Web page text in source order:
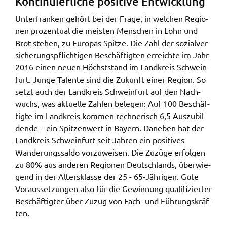
Unter­fran­ken gehört bei der Frage, in welchen Regio­
nen prozen­tu­al die meis­ten Menschen in Lohn und
Brot stehen, zu Euro­pas Spit­ze. Die Zahl der sozi­al­ver­
si­che­rungs­pflich­ti­gen Beschäf­tig­ten erreich­te im Jahr
2016 einen neuen Höchst­stand im Land­kreis Schwein­
furt. Junge Talen­te sind die Zukunft einer Regi­on. So
setzt auch der Land­kreis Schwein­furt auf den Nach­
wuchs, was aktu­el­le Zahlen bele­gen: Auf 100 Beschäf­
tig­te im Land­kreis kommen rech­ne­risch 6,5 Auszu­bil­
den­de – ein Spit­zen­wert in Bayern. Dane­ben hat der
Land­kreis Schwein­furt seit Jahren ein posi­ti­ves
Wande­rungs­sal­do vorzu­wei­sen. Die Zuzü­ge erfol­gen
zu 80% aus ande­ren Regio­nen Deutsch­lands, über­wie­
gend in der Alters­klas­se der 25 - 65-Jähri­gen. Gute
Voraus­set­zun­gen also für die Gewin­nung quali­fi­zier­ter
Beschäf­tig­ter über Zuzug von Fach- und Führungs­kräf­
ten.
Zweck:
Anzeige Google Kartendienst
BayernAtlas
Name:
bayern_atlas
Anbieter:
Landesamt für Digitalisierung, Breitband und
Vermessung
Zweck:
Anzeige Online Kartendienst
WEBANALYSE
Unser Webanalyse-Tool Matomo